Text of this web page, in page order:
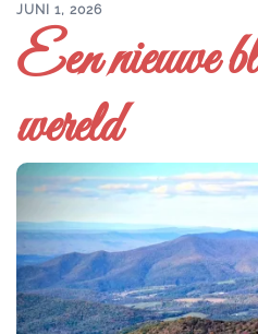
JUNI 1, 2026
Een nieuwe
wereld